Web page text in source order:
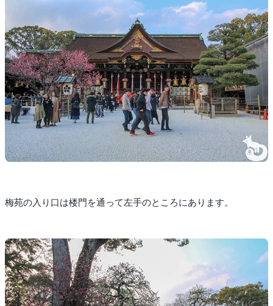
梅苑の入り口は楼門を通って左手のところにあります。